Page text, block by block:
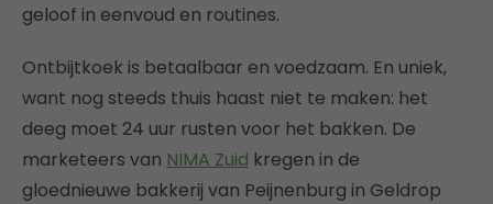
geloof in eenvoud en routines.
Ontbijtkoek is betaalbaar en voedzaam. En uniek,
want nog steeds thuis haast niet te maken: het
deeg moet 24 uur rusten voor het bakken. De
marketeers van NIMA Zuid kregen in de
gloednieuwe bakkerij van Peijnenburg in Geldrop